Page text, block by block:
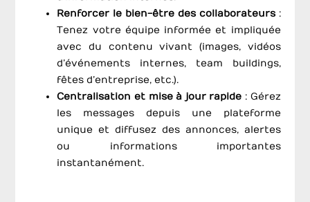
Renforcer le bien-être des collaborateurs:
Tenez votre équipe informée et impliquée
avec du contenu vivant (images, vidéos
d’événements internes, team buildings,
fêtes d’entreprise, etc.).
Centralisation et mise à jour rapide : Gérez
les messages depuis une plateforme
unique et diffusez des annonces, alertes
ou informations importantes
instantanément.